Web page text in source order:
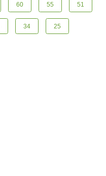
60 55 51
34 25